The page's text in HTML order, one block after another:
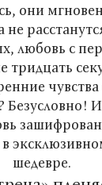
они
не
любовь с
тридцать
Безусловно!
шедевре.